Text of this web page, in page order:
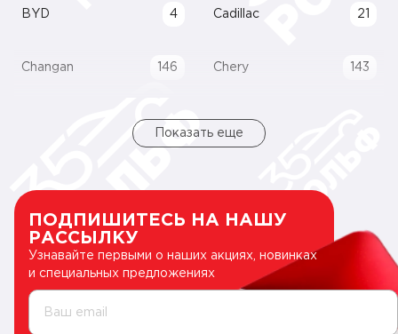
BYD 4 Cadillac 21
Changan 146 Chery 143
Показать еще
ПОДПИШИТЕСЬ НА НАШУ
РАССЫЛКУ
Узнавайте первыми о наших акциях, новинках
и специальных предложениях
Ваш email